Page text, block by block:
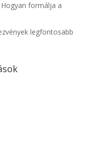
formálja a
legfontosabb